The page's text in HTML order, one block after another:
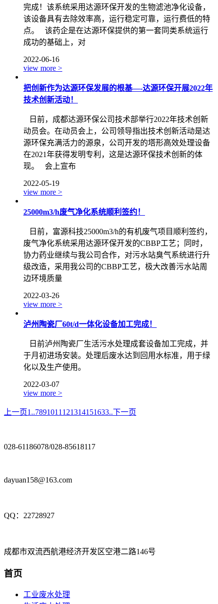
完成！该系统采用达源环保开发的生物滤池净化设备，
该设备具有去除效率高，运行稳定可靠，运行费低的特
点。 该药企是在达源环保提供的第一套同类系统运行
成功的基础上，对
2022-06-16
view more >
把创新作为达源环保发展的根基—-达源环保开展2022年
技术创新活动！
日前，成都达源环保公司技术部举行2022年技术创新
动员会。在动员会上，公司领导指出技术创新活动是达
源环保充满活力的源泉，公司开发的塔形高效处理设备
在2021年获得发明专利，这是达源环保技术创新的体
现。 会上宣布
2022-05-19
view more >
25000m3/h废气净化系统顺利签约！
日前，富源科技25000m3/h的有机废气项目顺利签约，
废气净化系统采用达源环保开发的CBBP工艺；同时，
协力药业继续与我公司合作，对污水站臭气系统进行升
级改造，采用我公司的CBBP工艺，极大改善污水站周
边环境质量
2022-03-26
view more >
泸州陶瓷厂60t/d一体化设备加工完成！
日前泸州陶瓷厂生活污水处理成套设备加工完成，并
于月初进场安装。处理后废水达到回用水标准，用于绿
化以及生产使用。
2022-03-07
view more >
上一页1..7891011 121314151633..下一页
028-61186078/028-85618117
dayuan158@163.com
QQ：22728927
成都市双流西航港经济开发区空港二路146号
首页
工业废水处理